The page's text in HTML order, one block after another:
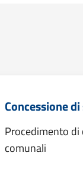
Concessione
Procedimento di
comunali